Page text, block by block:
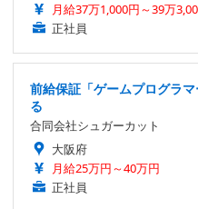
月給37万1,000円～39万
正社員
前給保証「ゲームプログラ
る
合同会社シュガーカット
大阪府
月給25万円～40万円
正社員